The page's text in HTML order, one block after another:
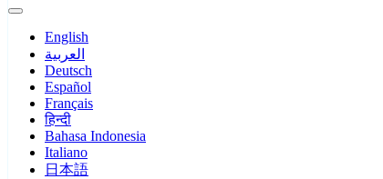
English
العربية
Deutsch
Español
Français
हिन्दी
Bahasa Indonesia
Italiano
日本語